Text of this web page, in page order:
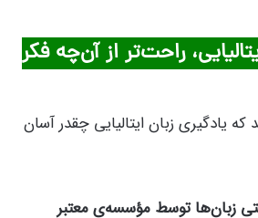
راحت‌تر از آن‌چه فکر
که یادگیری زبان ایتالیایی چقدر آسان
زبان‌ها توسط مؤسسه‌ی معتبر